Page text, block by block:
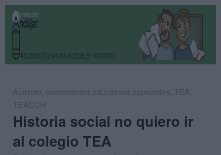
Autismo, necesidades educativas especiales, TEA,
TEACCH
Historia social no quiero ir
al colegio TEA